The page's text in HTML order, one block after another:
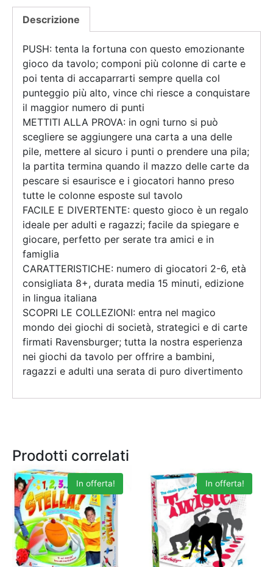
Descrizione
PUSH: tenta la fortuna con questo emozionante
gioco da tavolo; componi più colonne di carte e
poi tenta di accaparrarti sempre quella col
punteggio più alto, vince chi riesce a conquistare
il maggior numero di punti
METTITI ALLA PROVA: in ogni turno si può
scegliere se aggiungere una carta a una delle
pile, mettere al sicuro i punti o prendere una pila;
la partita termina quando il mazzo delle carte da
pescare si esaurisce e i giocatori hanno preso
tutte le colonne esposte sul tavolo
FACILE E DIVERTENTE: questo gioco è un regalo
ideale per adulti e ragazzi; facile da spiegare e
giocare, perfetto per serate tra amici e in
famiglia
CARATTERISTICHE: numero di giocatori 2-6, età
consigliata 8+, durata media 15 minuti, edizione
in lingua italiana
SCOPRI LE COLLEZIONI: entra nel magico
mondo dei giochi di società, strategici e di carte
firmati Ravensburger; tutta la nostra esperienza
nei giochi da tavolo per offrire a bambini,
ragazzi e adulti una serata di puro divertimento
Prodotti correlati
In offerta! In offerta!